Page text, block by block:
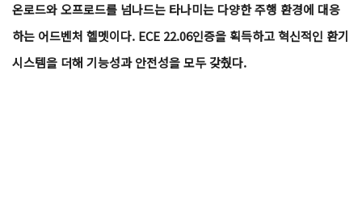
온로드와 오프로드를 넘나드는 타나미는 다양한 주행 환경에 대응
하는 어드벤처 헬멧이다. ECE 22.06인증을 획득하고 혁신적인 환기
시스템을 더해 기능성과 안전성을 모두 갖췄다.